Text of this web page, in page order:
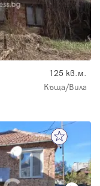
125 кв.м.
Къща/Вила